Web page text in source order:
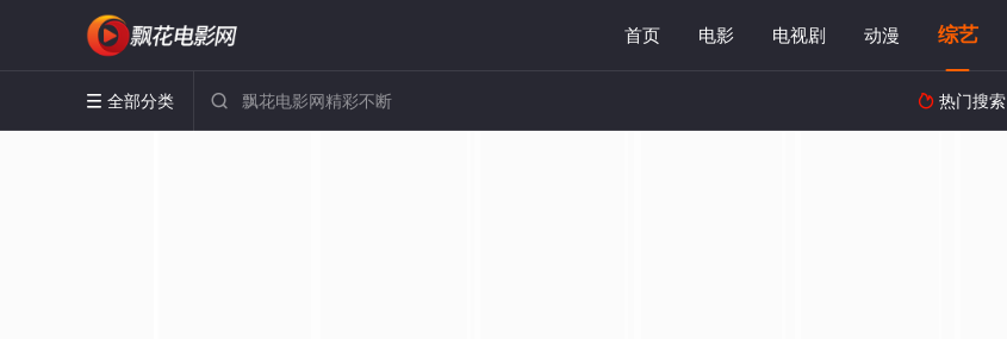
首页 电影 电视剧 动漫 综艺
 全部分类   热门搜索